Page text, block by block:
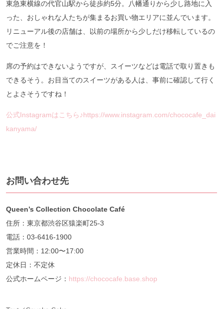
東急東横線の代官山駅から徒歩約5分。八幡通りから少し路地に入
った、おしゃれな人たちが集まるお買い物エリアに並んでいます。
リニューアル後の店舗は、以前の場所から少しだけ移転しているの
でご注意を！
席の予約はできないようですが、スイーツなどは電話で取り置きも
できるそう。お目当てのスイーツがある人は、事前に確認して行く
とよさそうですね！
公式Instagramはこちら♪https://www.instagram.com/chococafe_dai
kanyama/
お問い合わせ先
Queen’s Collection Chocolate Café
住所：東京都渋谷区猿楽町25-3
電話：03-6416-1900
営業時間：12:00〜17:00
定休日：不定休
公式ホームページ： https://chococafe.base.shop